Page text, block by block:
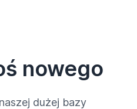
nowego
dużej bazy